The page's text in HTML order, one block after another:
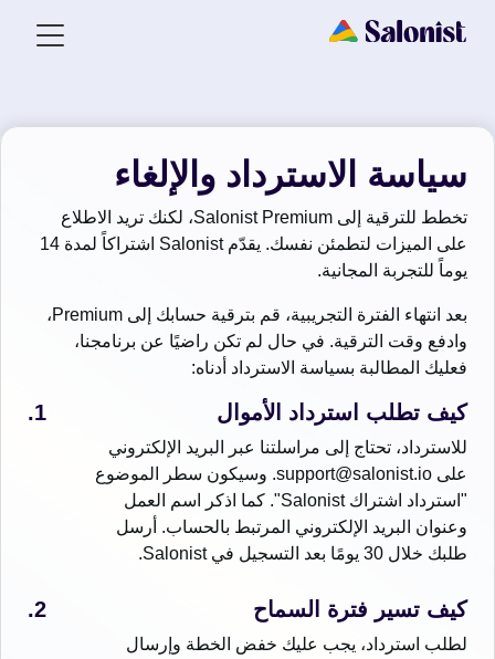
سياسة الاسترداد والإلغاء
تخطط للترقية إلى Salonist Premium، لكنك تريد الاطلاع
على الميزات لتطمئن نفسك. يقدّم Salonist اشتراكاً لمدة 14
يوماً للتجربة المجانية.
بعد انتهاء الفترة التجريبية، قم بترقية حسابك إلى Premium،
وادفع وقت الترقية. في حال لم تكن راضيًا عن برنامجنا،
فعليك المطالبة بسياسة الاسترداد أدناه:
كيف تطلب استرداد الأموال
للاسترداد، تحتاج إلى مراسلتنا عبر البريد الإلكتروني
على support@salonist.io. وسيكون سطر الموضوع
"استرداد اشتراك Salonist". كما اذكر اسم العمل
وعنوان البريد الإلكتروني المرتبط بالحساب. أرسل
طلبك خلال 30 يومًا بعد التسجيل في Salonist.
كيف تسير فترة السماح
لطلب استرداد، يجب عليك خفض الخطة وإرسال